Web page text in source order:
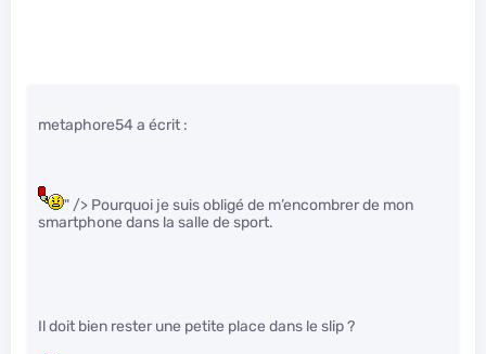
metaphore54 a écrit :
" /> Pourquoi je suis obligé de m’encombrer de mon
smartphone dans la salle de sport.
Il doit bien rester une petite place dans le slip ?